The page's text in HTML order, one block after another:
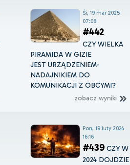
Śr, 19 mar 2025
07:08
#442
CZY WIELKA
PIRAMIDA W GIZIE
JEST URZĄDZENIEM-
NADAJNIKIEM DO
KOMUNIKACJI Z OBCYMI?
zobacz wyniki
Pon, 19 luty 2024
16:16
#439CZY W
2024 DOJDZIE